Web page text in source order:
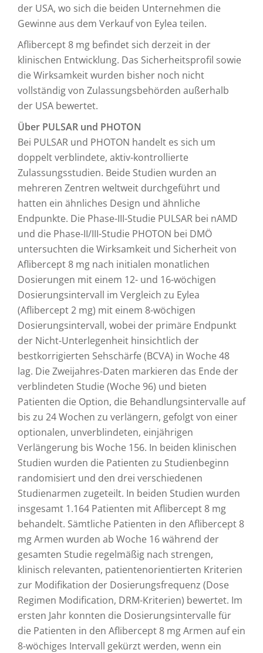
der USA, wo sich die beiden Unternehmen die
Gewinne aus dem Verkauf von Eylea teilen.
Aflibercept 8 mg befindet sich derzeit in der
klinischen Entwicklung. Das Sicherheitsprofil sowie
die Wirksamkeit wurden bisher noch nicht
vollständig von Zulassungsbehörden außerhalb
der USA bewertet.
Über PULSAR und PHOTON
Bei PULSAR und PHOTON handelt es sich um
doppelt verblindete, aktiv-kontrollierte
Zulassungsstudien. Beide Studien wurden an
mehreren Zentren weltweit durchgeführt und
hatten ein ähnliches Design und ähnliche
Endpunkte. Die Phase-III-Studie PULSAR bei nAMD
und die Phase-II/III-Studie PHOTON bei DMÖ
untersuchten die Wirksamkeit und Sicherheit von
Aflibercept 8 mg nach initialen monatlichen
Dosierungen mit einem 12- und 16-wöchigen
Dosierungsintervall im Vergleich zu Eylea
(Aflibercept 2 mg) mit einem 8-wöchigen
Dosierungsintervall, wobei der primäre Endpunkt
der Nicht-Unterlegenheit hinsichtlich der
bestkorrigierten Sehschärfe (BCVA) in Woche 48
lag. Die Zweijahres-Daten markieren das Ende der
verblindeten Studie (Woche 96) und bieten
Patienten die Option, die Behandlungsintervalle auf
bis zu 24 Wochen zu verlängern, gefolgt von einer
optionalen, unverblindeten, einjährigen
Verlängerung bis Woche 156. In beiden klinischen
Studien wurden die Patienten zu Studienbeginn
randomisiert und den drei verschiedenen
Studienarmen zugeteilt. In beiden Studien wurden
insgesamt 1.164 Patienten mit Aflibercept 8 mg
behandelt. Sämtliche Patienten in den Aflibercept 8
mg Armen wurden ab Woche 16 während der
gesamten Studie regelmäßig nach strengen,
klinisch relevanten, patientenorientierten Kriterien
zur Modifikation der Dosierungsfrequenz (Dose
Regimen Modification, DRM-Kriterien) bewertet. Im
ersten Jahr konnten die Dosierungsintervalle für
die Patienten in den Aflibercept 8 mg Armen auf ein
8-wöchiges Intervall gekürzt werden, wenn ein